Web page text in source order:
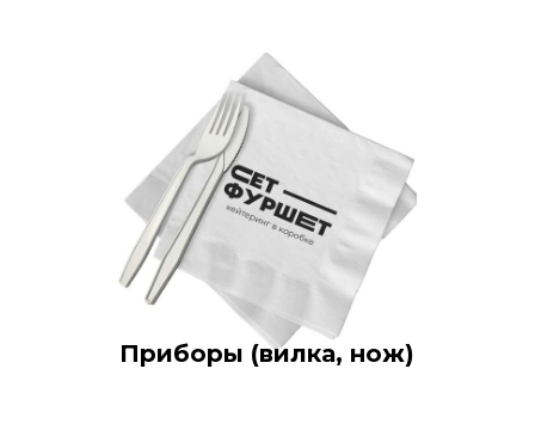
Приборы (вилка, нож)